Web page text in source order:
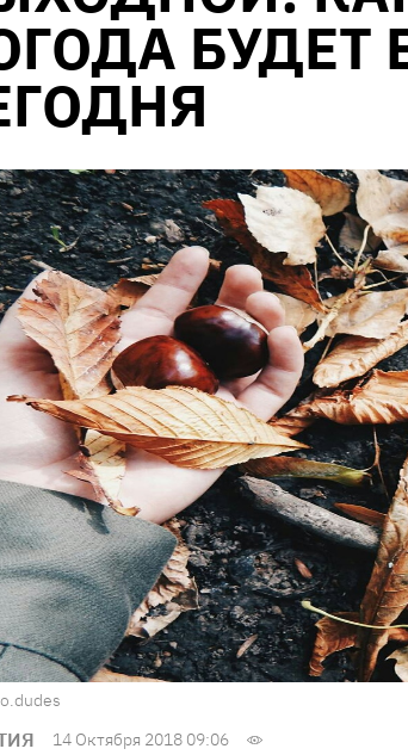
БУДЕТ
14 Октября 2018 09:06